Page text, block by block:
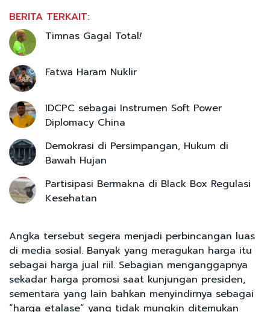
BERITA TERKAIT:
Timnas Gagal Total!
Fatwa Haram Nuklir
IDCPC sebagai Instrumen Soft Power
Diplomacy China
Demokrasi di Persimpangan, Hukum di
Bawah Hujan
Partisipasi Bermakna di Black Box Regulasi
Kesehatan
Angka tersebut segera menjadi perbincangan luas
di media sosial. Banyak yang meragukan harga itu
sebagai harga jual riil. Sebagian menganggapnya
sekadar harga promosi saat kunjungan presiden,
sementara yang lain bahkan menyindirnya sebagai
“harga etalase” yang tidak mungkin ditemukan